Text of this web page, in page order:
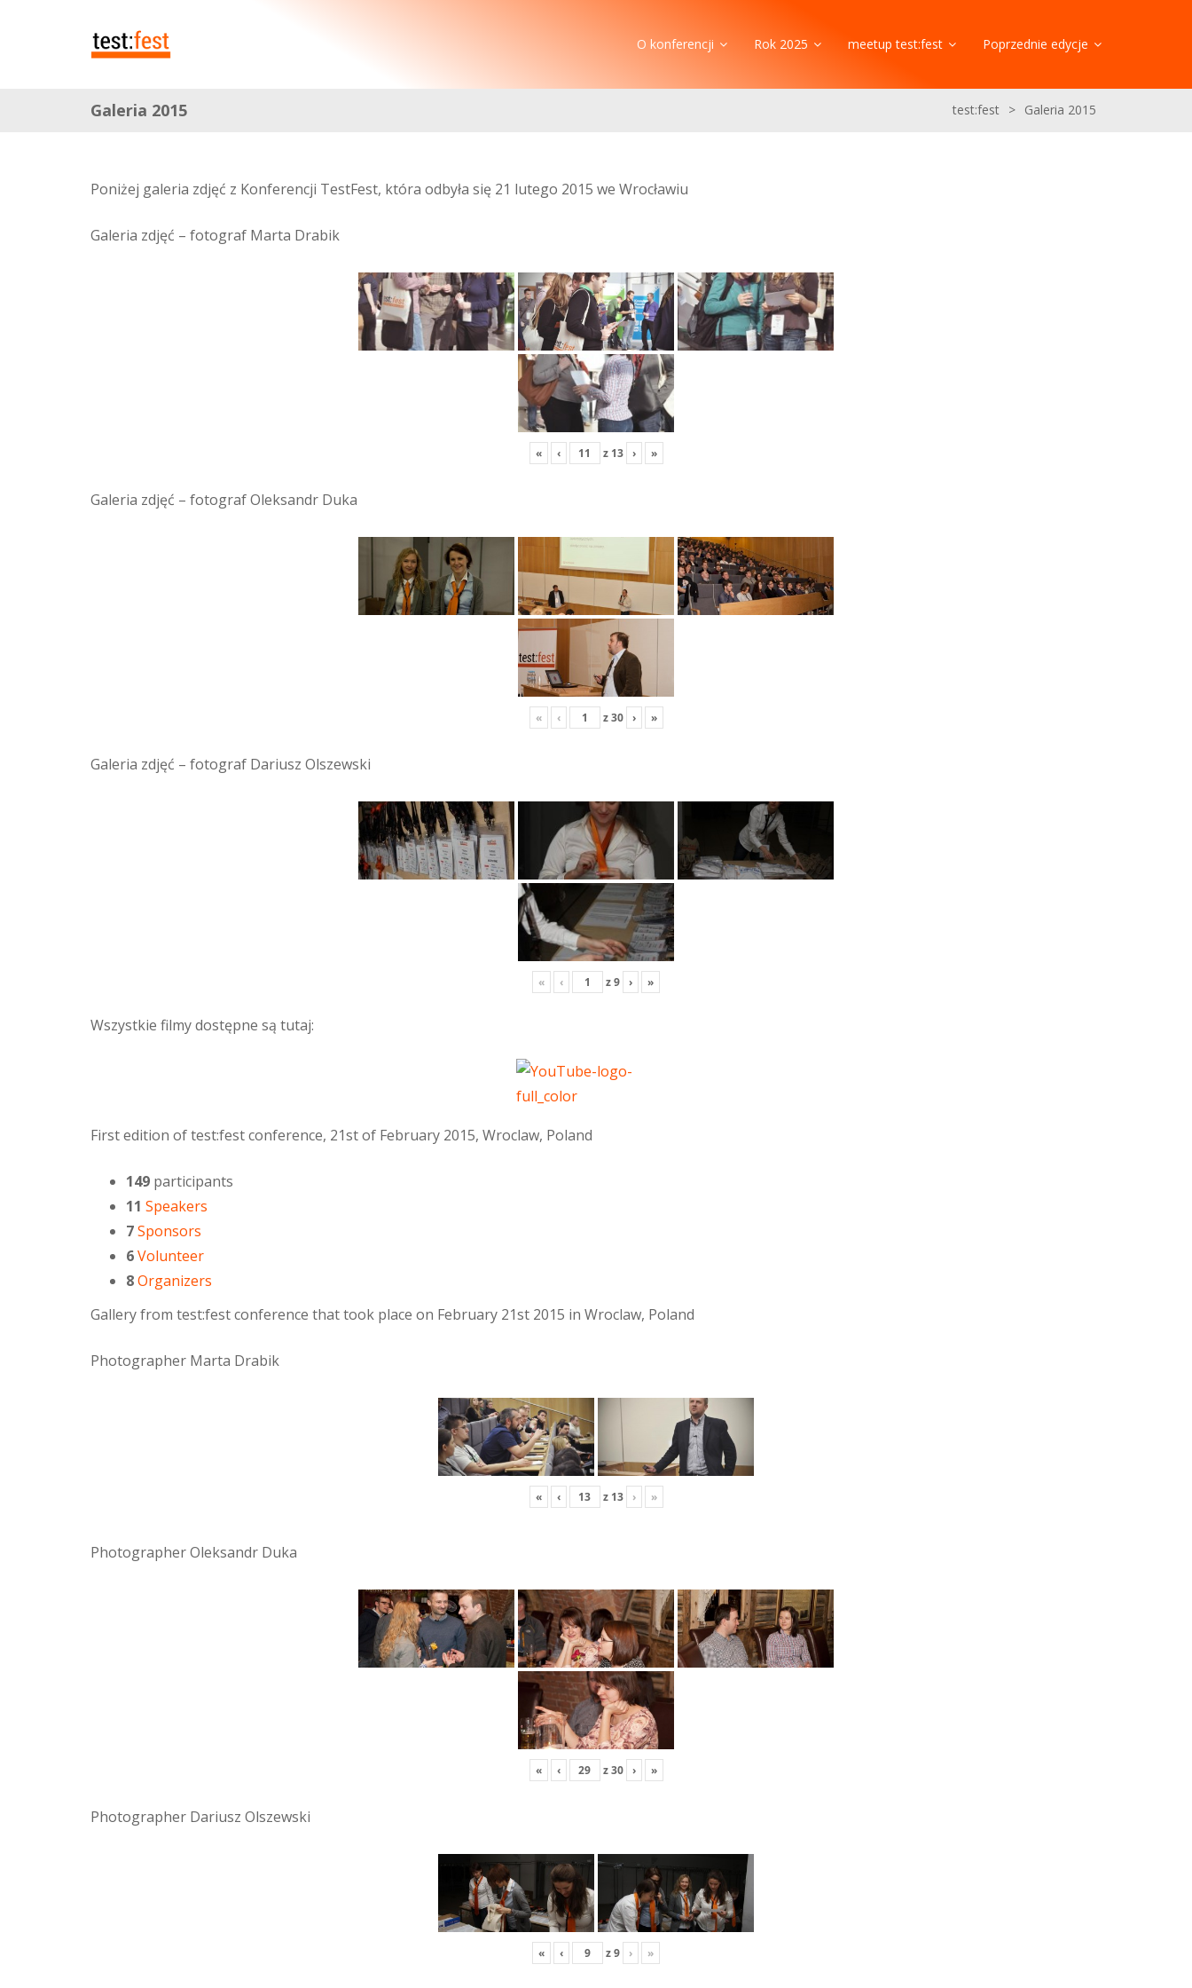
O konferencji Rok 2025 meetup test:fest Poprzednie edycje
Galeria 2015 test:fest > Galeria 2015
Poniżej galeria zdjęć z Konferencji TestFest, która odbyła się 21 lutego 2015 we Wrocławiu
Galeria zdjęć – fotograf Marta Drabik
« ‹ z 13 › »
Galeria zdjęć – fotograf Oleksandr Duka
« ‹ z30 › »
Galeria zdjęć – fotograf Dariusz Olszewski
« ‹ z9 › »
Wszystkie filmy dostępne są tutaj:
First edition of test:fest conference, 21st of February 2015, Wroclaw, Poland
149 participants
11 Speakers
7Sponsors
6Volunteer
8Organizers
Gallery from test:fest conference that took place on February 21st 2015 in Wroclaw, Poland
Photographer Marta Drabik
« ‹ z 13 › »
Photographer Oleksandr Duka
« ‹ z30 › »
Photographer Dariusz Olszewski
« ‹ z9 › »